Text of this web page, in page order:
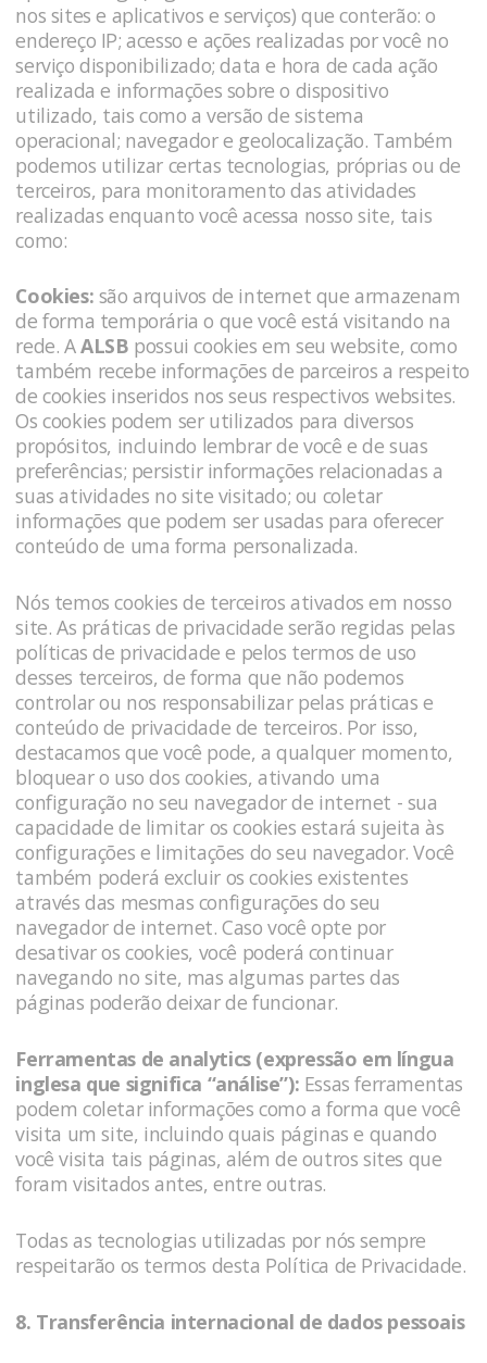
nos sites e aplicativos e serviços) que conterão: o
endereço IP; acesso e ações realizadas por você no
serviço disponibilizado; data e hora de cada ação
realizada e informações sobre o dispositivo
utilizado, tais como a versão de sistema
operacional; navegador e geolocalização. Também
podemos utilizar certas tecnologias, próprias ou de
terceiros, para monitoramento das atividades
realizadas enquanto você acessa nosso site, tais
como:
Cookies: são arquivos de internet que armazenam
de forma temporária o que você está visitando na
rede. AALSB possui cookies em seu website, como
também recebe informações de parceiros a respeito
de cookies inseridos nos seus respectivos websites.
Os cookies podem ser utilizados para diversos
propósitos, incluindo lembrar de você e de suas
preferências; persistir informações relacionadas a
suas atividades no site visitado; ou coletar
informações que podem ser usadas para oferecer
conteúdo de uma forma personalizada.
Nós temos cookies de terceiros ativados em nosso
site. As práticas de privacidade serão regidas pelas
políticas de privacidade e pelos termos de uso
desses terceiros, de forma que não podemos
controlar ou nos responsabilizar pelas práticas e
conteúdo de privacidade de terceiros. Por isso,
destacamos que você pode, a qualquer momento,
bloquear o uso dos cookies, ativando uma
configuração no seu navegador de internet - sua
capacidade de limitar os cookies estará sujeita às
configurações e limitações do seu navegador. Você
também poderá excluir os cookies existentes
através das mesmas configurações do seu
navegador de internet. Caso você opte por
desativar os cookies, você poderá continuar
navegando no site, mas algumas partes das
páginas poderão deixar de funcionar.
Ferramentas de analytics (expressão em língua
inglesa que significa “análise”): Essas ferramentas
podem coletar informações como a forma que você
visita um site, incluindo quais páginas e quando
você visita tais páginas, além de outros sites que
foram visitados antes, entre outras.
Todas as tecnologias utilizadas por nós sempre
respeitarão os termos desta Política de Privacidade.
8. Transferência internacional de dados pessoais